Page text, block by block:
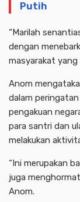
Putih
“Marilah
dengan
masyarakat yang
Anom
dalam
pengakuan
para santri dan
melakukan
“Ini merupakan
juga
Anom.